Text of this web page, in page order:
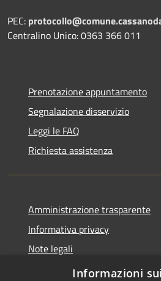
PEC:
Centralino Unico: 0363 366 011
Prenotazione appuntamento
Segnalazione disservizio
Leggi le FAQ
Richiesta assistenza
Amministrazione trasparente
Informativa privacy
Note legali
Dichiarazione di accessibilità
Informazioni